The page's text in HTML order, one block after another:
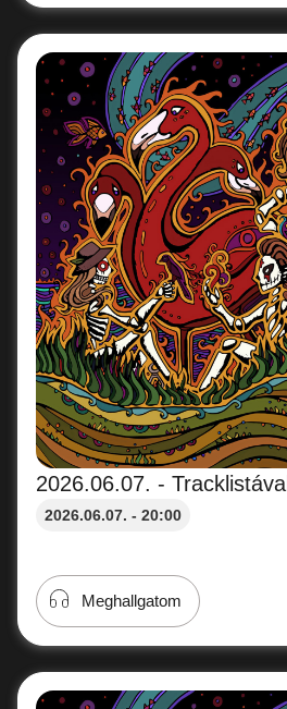
2026.06.07. - Tracklistával
2026.06.07. - 20:00
Meghallgatom